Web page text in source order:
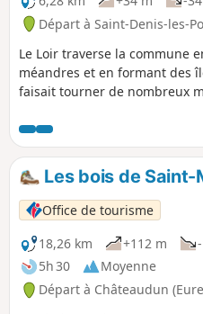
Départ à Saint-Denis-les-
Le Loir traverse la commune
méandres et en formant des
faisait tourner de nombreux
Les bois de
Office de tourisme
18,26 km
+112 m
5h 30
Moyenne
Départ à Châteaudun